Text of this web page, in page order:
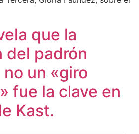
que la
del padrón
un «giro
fue la clave en
Kast.